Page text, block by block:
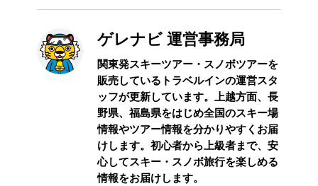
ゲレナビ 運営事務局
関東発スキーツアー・スノボツアーを
販売しているトラベルインの運営スタ
ッフが更新しています。上越方面、長
野県、福島県をはじめ全国のスキー場
情報やツアー情報を分かりやすくお届
けします。初心者から上級者まで、安
心してスキー・スノボ旅行を楽しめる
情報をお届けします。